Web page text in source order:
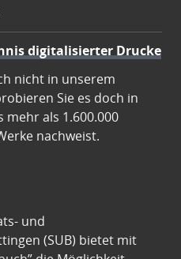
digitalisierter Drucke
nicht in unserem
Sie es doch in
mehr als 1.600.000
nachweist.
und
(SUB) bietet mit